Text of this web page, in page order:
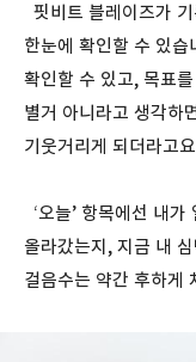
핏비트 블레이즈가
한눈에 확인할 수 있
확인할 수 있고, 목표
별거 아니라고 생각하
기웃거리게 되더라고
‘오늘’ 항목에선 내
올라갔는지, 지금 내
걸음수는 약간 후하게